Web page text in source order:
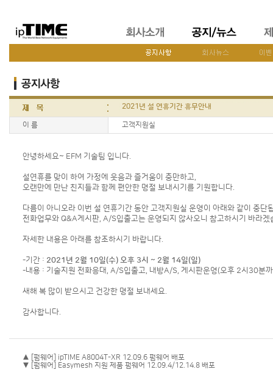
2021년 설 연휴기간 휴무안내
이 름 고객지원실
안녕하세요~ EFM 기술팀 입니다.
설연휴를 맞이 하여 가정에 웃음과 즐거움이 충만하고,
오랜만에 만난 친지들과 함께 편안한 명절 보내시기를 기원합니다.
다름이 아니오라 이번 설 연휴기간 동안 고객지원실 운영이 아래와 같이 중단
전화업무와 Q&A게시판, A/S입출고는 운영되지 않사오니 참고하시기 바라겠
자세한 내용은 아래를 참조하시기 바랍니다.
-기간 : 2021년 2월 10일(수) 오후 3시 ~ 2월 14일(일)
-내용 : 기술지원 전화응대, A/S입출고, 내방A/S, 게시판운영(오후 2시30분
새해 복 많이 받으시고 건강한 명절 보내세요.
감사합니다.
▲ [펌웨어] ipTIME A8004T-XR 12.09.6 펌웨어 배포
▼ [펌웨어] Easymesh 지원 제품 펌웨어 12.09.4/12.14.8 배포